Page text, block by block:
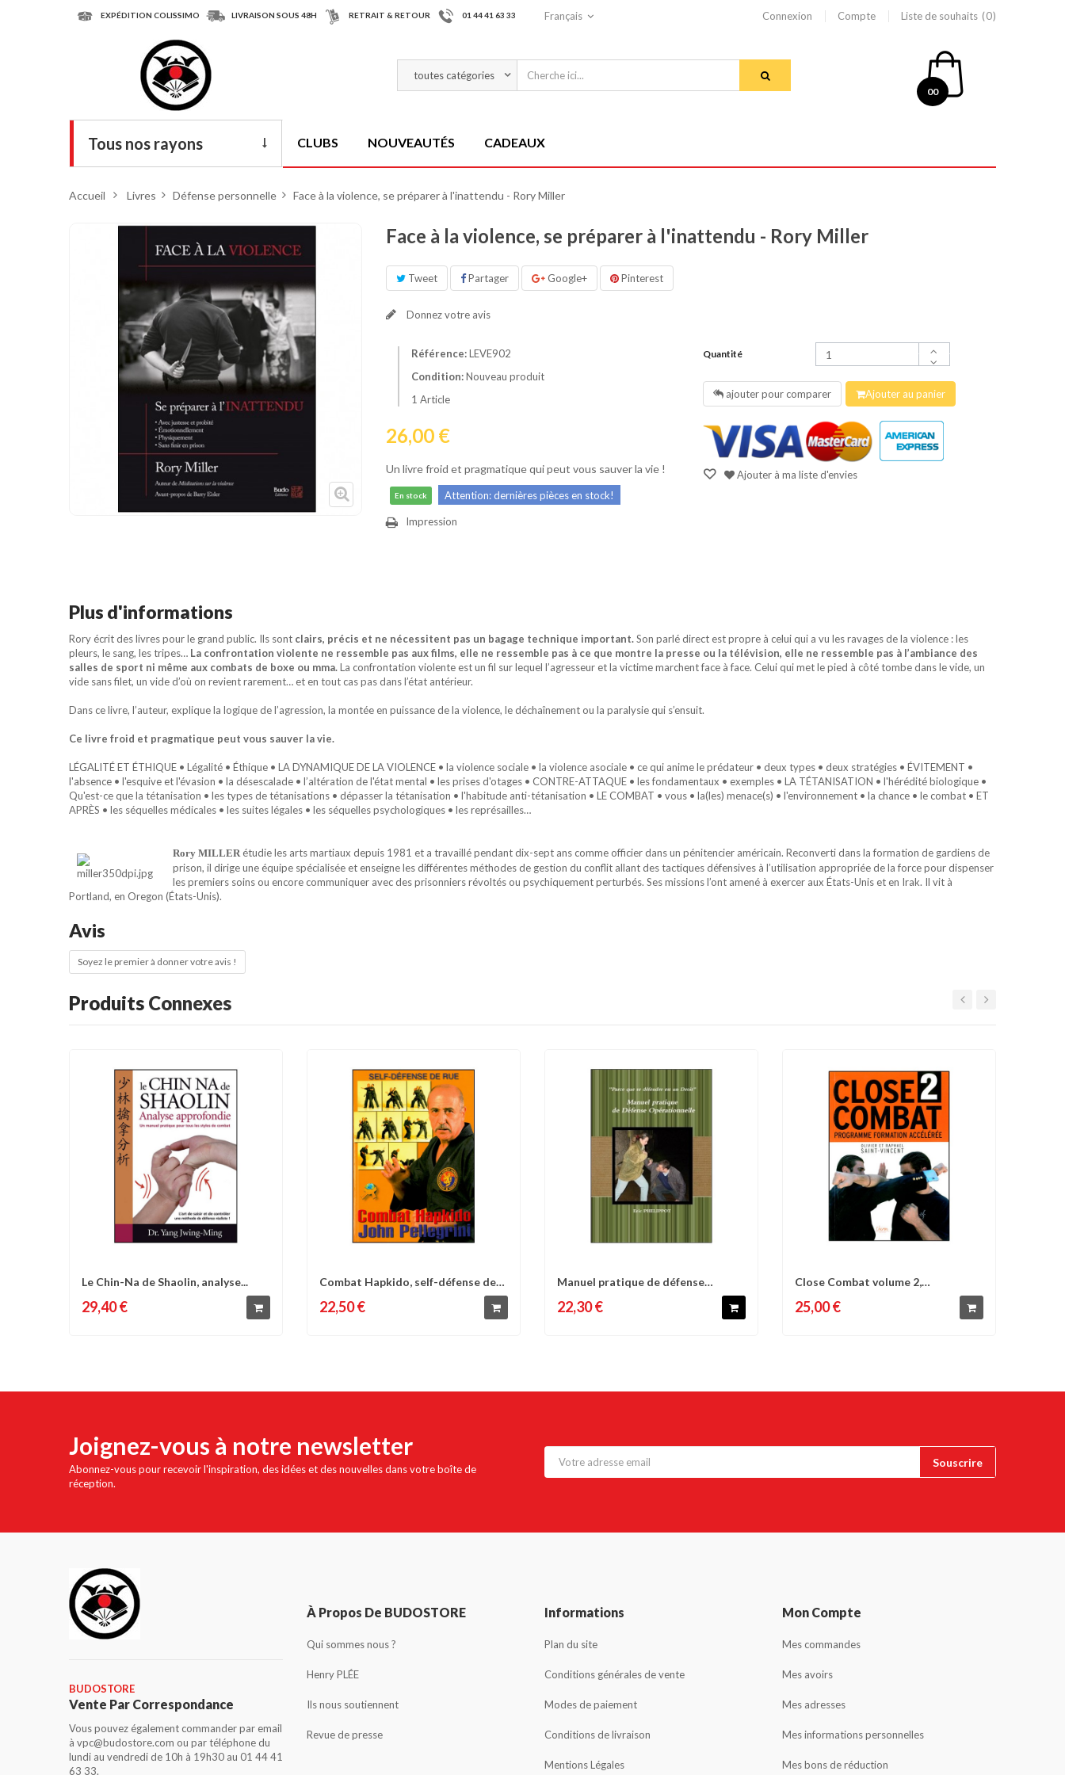
EXPÉDITION COLISSIMO LIVRAISON SOUS 48H RETRAIT & RETOUR 01 44 41 63 33 Français Connexion Compte Liste de souhaits 0
00
Tous nos rayons
Tenues
Chaussures
Protections
Cible de frappe
Accessoires
Tatamis
Décoration
Voir plus
CLUBS NOUVEAUTÉS CADEAUX
Accueil > Livres > Défense personnelle > Face à la violence, se préparer à l'inattendu - Rory Miller
Face à la violence, se préparer à l'inattendu - Rory Miller
Tweet Partager Google+ Pinterest
Donnez votre avis
Référence:LEVE902
Condition:Nouveau produit
1 Article
26,00 €
Un livre froid et pragmatique qui peut vous sauver la vie !
En stock Attention: dernières pièces en stock!
Impression
Quantité
ajouter pour comparer Ajouter au panier
Ajouter à ma liste d'envies
Plus d'informations
Rory écrit des livres pour le grand public. Ils sont clairs, précis et ne nécessitent pas un bagage technique important.Son parlé direct est propre à celui qui a vu les ravages de la violence : les
pleurs, le sang, les tripes… La confrontation violente ne ressemble pas aux films, elle ne ressemble pas à ce que montre la presse ou la télévision, elle ne ressemble pas à l’ambiance des
salles de sport ni même aux combats de boxe ou mma.La confrontation violente est un fil sur lequel l’agresseur et la victime marchent face à face. Celui qui met le pied à côté tombe dans le vide, un
vide sans filet, un vide d’où on revient rarement… et en tout cas pas dans l’état antérieur.
Dans ce livre, l’auteur, explique la logique de l’agression, la montée en puissance de la violence, le déchaînement ou la paralysie qui s’ensuit.
Ce livre froid et pragmatique peut vous sauver la vie.
LÉGALITÉ ET ÉTHIQUE • Légalité • Éthique • LA DYNAMIQUE DE LA VIOLENCE • la violence sociale • la violence asociale • ce qui anime le prédateur • deux types • deux stratégies • ÉVITEMENT •
l'absence • l'esquive et l'évasion • la désescalade • l’altération de l'état mental • les prises d'otages • CONTRE-ATTAQUE • les fondamentaux • exemples • LA TÉTANISATION • l'hérédité biologique •
Qu'est-ce que la tétanisation • les types de tétanisations • dépasser la tétanisation • l'habitude anti-tétanisation • LE COMBAT • vous • la(les) menace(s) • l'environnement • la chance • le combat • ET
APRÈS • les séquelles médicales • les suites légales • les séquelles psychologiques • les représailles…
Rory MILLER étudie les arts martiaux depuis 1981 et a travaillé pendant dix-sept ans comme officier dans un pénitencier américain. Reconverti dans la formation de gardiens de
prison, il dirige une équipe spécialisée et enseigne les différentes méthodes de gestion du conflit allant des tactiques défensives à l’utilisation appropriée de la force pour dispenser
les premiers soins ou encore communiquer avec des prisonniers révoltés ou psychiquement perturbés. Ses missions l’ont amené à exercer aux États-Unis et en Irak. Il vit à
Portland, en Oregon (États-Unis).
Avis
Soyez le premier à donner votre avis !
Produits Connexes
Comparer Liste d'envies
Le Chin-Na de Shaolin, analyse...
29,40 €
Comparer Liste d'envies
Combat Hapkido, self-défense de
22,50 €
Comparer Liste d'envies
Manuel pratique de défense
22,30 €
Comparer Liste d'envies
Close Combat volume 2,
25,00 €
Joignez-vous à notre newsletter
Abonnez-vous pour recevoir l'inspiration, des idées et des nouvelles dans votre boîte de
réception.
BUDOSTORE
Vente Par Correspondance
Vous pouvez également commander par email
à vpc@budostore.com ou par téléphone du
lundi au vendredi de 10h à 19h30 au 01 44 41
63 33.
À Propos De BUDOSTORE
Qui sommes nous ?
Henry PLÉE
Ils nous soutiennent
Revue de presse
Informations
Plan du site
Conditions générales de vente
Modes de paiement
Conditions de livraison
Mentions Légales
Mon Compte
Mes commandes
Mes avoirs
Mes adresses
Mes informations personnelles
Mes bons de réduction